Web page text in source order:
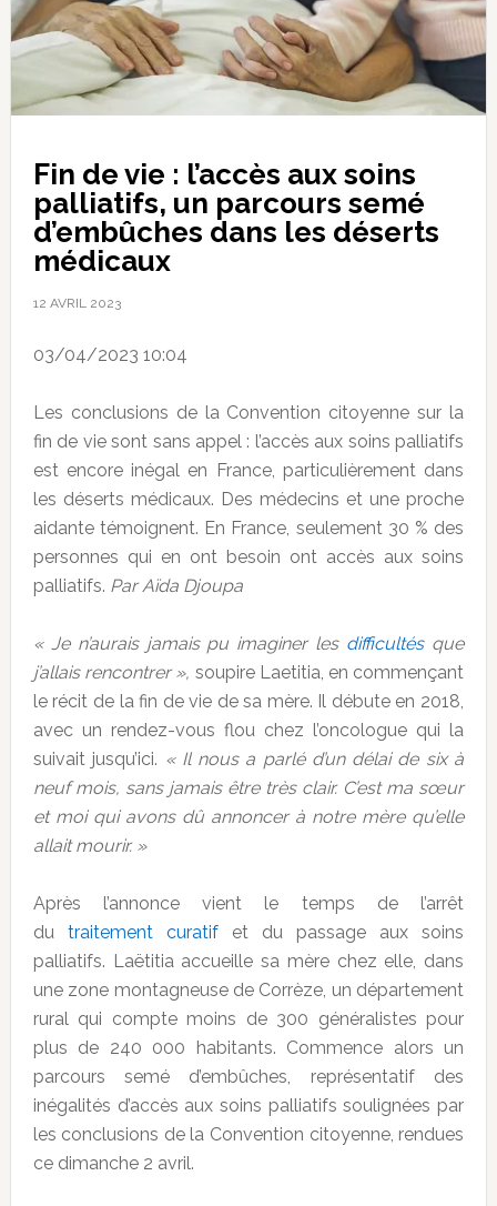
Fin de vie : l’accès aux soins
palliatifs, un parcours semé
d’embûches dans les déserts
médicaux
12 AVRIL 2023
03/04/2023 10:04
Les conclusions de la Convention citoyenne sur la
fin de vie sont sans appel : l’accès aux soins palliatifs
est encore inégal en France, particulièrement dans
les déserts médicaux. Des médecins et une proche
aidante témoignent. En France, seulement 30 % des
personnes qui en ont besoin ont accès aux soins
palliatifs. Par Aïda Djoupa
« Je n’aurais jamais pu imaginer les difficultésque
j’allais rencontrer », soupire Laetitia, en commençant
le récit de la fin de vie de sa mère. Il débute en 2018,
avec un rendez-vous flou chez l’oncologue qui la
suivait jusqu’ici. « Il nous a parlé d’un délai de six à
neuf mois, sans jamais être très clair. C’est ma sœur
et moi qui avons dû annoncer à notre mère qu’elle
allait mourir. »
Après l’annonce vient le temps de l’arrêt
du traitement curatifet du passage aux soins
palliatifs. Laëtitia accueille sa mère chez elle, dans
une zone montagneuse de Corrèze, un département
rural qui compte moins de 300 généralistes pour
plus de 240 000 habitants. Commence alors un
parcours semé d’embûches, représentatif des
inégalités d’accès aux soins palliatifs soulignées par
les conclusions de la Convention citoyenne, rendues
ce dimanche 2 avril.